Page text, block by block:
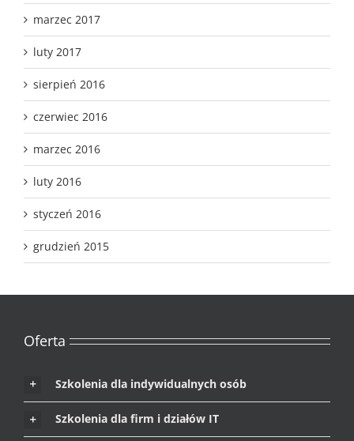
marzec 2017
luty 2017
sierpień 2016
czerwiec 2016
marzec 2016
luty 2016
styczeń 2016
grudzień 2015
Oferta
Szkolenia dla indywidualnych osób
Szkolenia dla firm i działów IT